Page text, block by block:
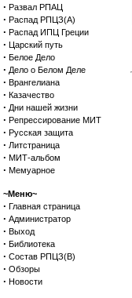
· Развал РПАЦ
· Распад РПЦЗ(А)
· Распад ИПЦ Греции
· Царский путь
· Белое Дело
· Дело о Белом Деле
· Врангелиана
· Казачество
· Дни нашей жизни
· Репрессирование МИТ
· Русская защита
· Литстраница
· МИТ-альбом
· Мемуарное
~Меню~
· Главная страница
· Администратор
· Выход
· Библиотека
· Состав РПЦЗ(В)
· Обзоры
· Новости